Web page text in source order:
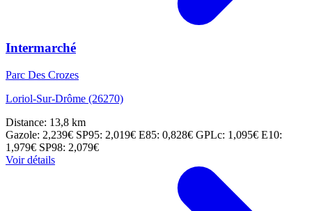
Intermarché
Parc Des Crozes
Loriol-Sur-Drôme (26270)
Distance: 13,8 km
Gazole: 2,239€ SP95: 2,019€ E85: 0,828€ GPLc: 1,095€ E10:
1,979€ SP98: 2,079€
Voir détails